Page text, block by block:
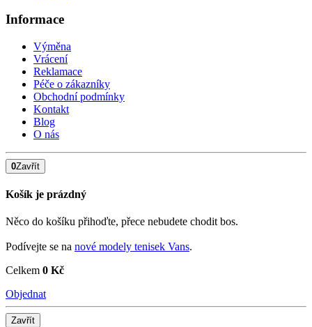
Informace
Výměna
Vrácení
Reklamace
Péče o zákazníky
Obchodní podmínky
Kontakt
Blog
O nás
0Zavřít
Košík je prázdný
Něco do košíku přihoďte, přece nebudete chodit bos.
Podívejte se na nové modely tenisek Vans.
Celkem 0 Kč
Objednat
Zavřít